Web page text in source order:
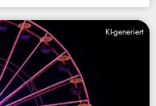
KI-generiert